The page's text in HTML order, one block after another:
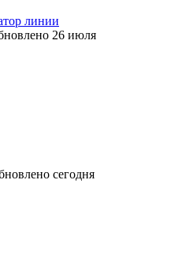
линии
26 июля
сегодня